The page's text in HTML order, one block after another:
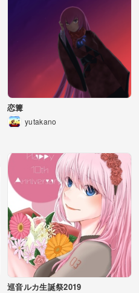
恋篝
yutakano
巡音ルカ生誕祭2019